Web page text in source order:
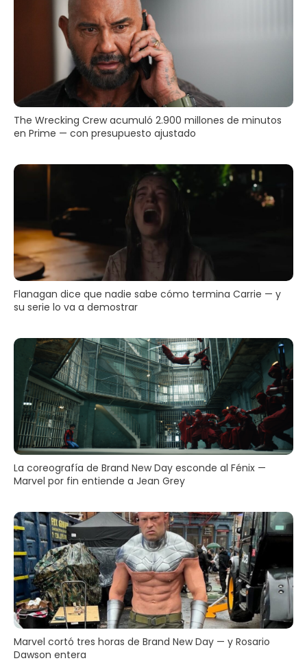
The Wrecking Crew acumuló 2.900 millones de minutos
en Prime — con presupuesto ajustado
Flanagan dice que nadie sabe cómo termina Carrie — y
su serie lo va a demostrar
La coreografía de Brand New Day esconde al Fénix —
Marvel por fin entiende a Jean Grey
Marvel cortó tres horas de Brand New Day — y Rosario
Dawson entera